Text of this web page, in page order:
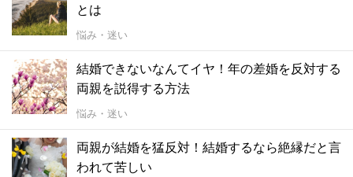
とは
悩み・迷い
結婚できないなんてイヤ！年の差婚を反対する
両親を説得する方法
悩み・迷い
両親が結婚を猛反対！結婚するなら絶縁だと言
われて苦しい